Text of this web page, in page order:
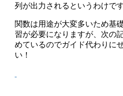
列が出力されるというわけです
関数は用途が大変多いため基
習が必要になりますが、次の
めているのでガイド代わりに
い！